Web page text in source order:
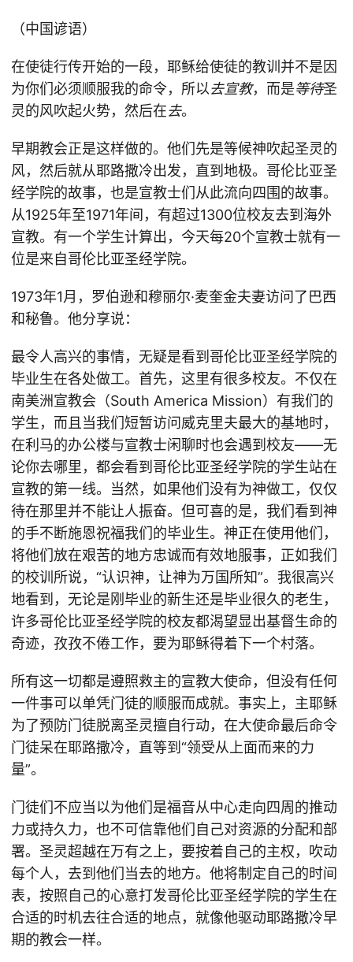
（中国谚语）
在使徒行传开始的一段，耶稣给使徒的教训并不是因
为你们必须顺服我的命令，所以去宣教，而是等待圣
灵的风吹起火势，然后在去。
早期教会正是这样做的。他们先是等候神吹起圣灵的
风，然后就从耶路撒冷出发，直到地极。哥伦比亚圣
经学院的故事，也是宣教士们从此流向四围的故事。
从1925年至1971年间，有超过1300位校友去到海外
宣教。有一个学生计算出，今天每20个宣教士就有一
位是来自哥伦比亚圣经学院。
1973年1月，罗伯逊和穆丽尔·麦奎金夫妻访问了巴西
和秘鲁。他分享说：
最令人高兴的事情，无疑是看到哥伦比亚圣经学院的
毕业生在各处做工。首先，这里有很多校友。不仅在
南美洲宣教会（South America Mission）有我们的
学生，而且当我们短暂访问威克里夫最大的基地时，
在利马的办公楼与宣教士闲聊时也会遇到校友——无
论你去哪里，都会看到哥伦比亚圣经学院的学生站在
宣教的第一线。当然，如果他们没有为神做工，仅仅
待在那里并不能让人振奋。但可喜的是，我们看到神
的手不断施恩祝福我们的毕业生。神正在使用他们，
将他们放在艰苦的地方忠诚而有效地服事，正如我们
的校训所说，“认识神，让神为万国所知”。我很高兴
地看到，无论是刚毕业的新生还是毕业很久的老生，
许多哥伦比亚圣经学院的校友都渴望显出基督生命的
奇迹，孜孜不倦工作，要为耶稣得着下一个村落。
所有这一切都是遵照救主的宣教大使命，但没有任何
一件事可以单凭门徒的顺服而成就。事实上，主耶稣
为了预防门徒脱离圣灵擅自行动，在大使命最后命令
门徒呆在耶路撒冷，直等到“领受从上面而来的力
量”。
门徒们不应当以为他们是福音从中心走向四周的推动
力或持久力，也不可信靠他们自己对资源的分配和部
署。圣灵超越在万有之上，要按着自己的主权，吹动
每个人，去到他们当去的地方。他将制定自己的时间
表，按照自己的心意打发哥伦比亚圣经学院的学生在
合适的时机去往合适的地点，就像他驱动耶路撒冷早
期的教会一样。